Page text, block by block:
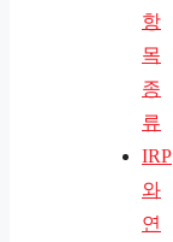
항
목
종
류
IRP
와
연